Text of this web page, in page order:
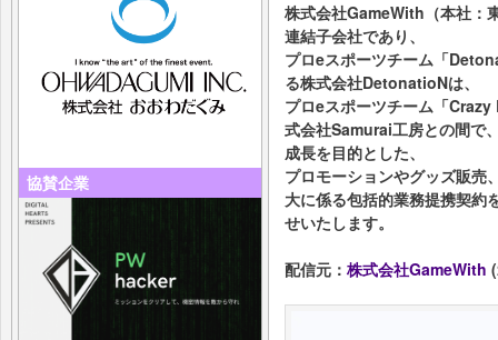
協賛企業
株式会社GameWith（本社：
連結子会社であり、
プロeスポーツチーム「
る株式会社DetonatioNは、
プロeスポーツチーム「
式会社Samurai工房との間で
成長を目的とした、
プロモーションやグッズ販売
大に係る包括的業務提携契約
せいたします。
配信元： 株式会社GameWith